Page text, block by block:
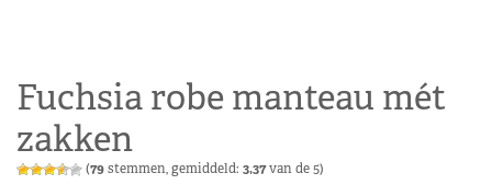
Fuchsia robe manteau mét
zakken
(79stemmen, gemiddeld: 3,37van de 5)